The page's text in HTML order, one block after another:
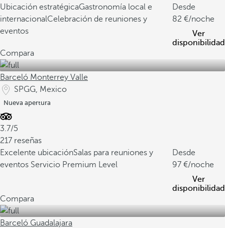
Ubicación estratégicaGastronomía local e
internacionalCelebración de reuniones y
eventos
Desde
82
/noche
Ver
disponibilidad
Compara
Barceló Monterrey Valle
SPGG, Mexico
Nueva apertura
3.7/5
217 reseñas
Excelente ubicaciónSalas para reuniones y
eventos Servicio Premium Level
Desde
97
/noche
Ver
disponibilidad
Compara
Barceló Guadalajara